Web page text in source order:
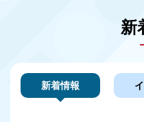
新
新着情報